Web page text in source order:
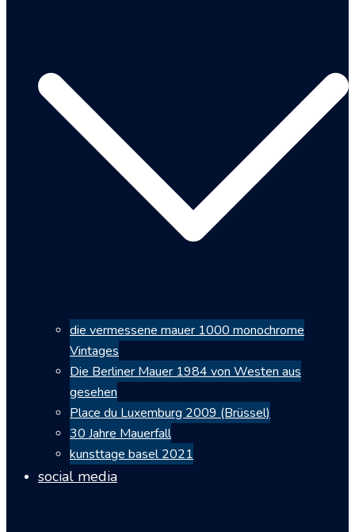
die vermessene mauer 1000 monochrome
Vintages
Die Berliner Mauer 1984 von Westen aus
gesehen
Place du Luxemburg 2009 (Brüssel)
30 Jahre Mauerfall
kunsttage basel 2021
social media